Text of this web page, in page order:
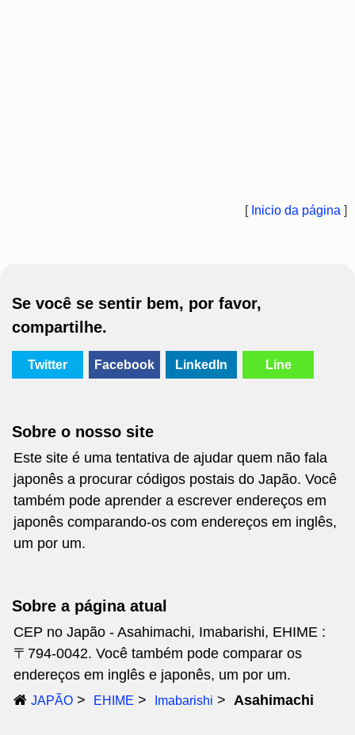
[ Inicio da página ]
Se você se sentir bem, por favor,
compartilhe.
Twitter Facebook LinkedIn Line
Sobre o nosso site
Este site é uma tentativa de ajudar quem não fala
japonês a procurar códigos postais do Japão. Você
também pode aprender a escrever endereços em
japonês comparando-os com endereços em inglês,
um por um.
Sobre a página atual
CEP no Japão - Asahimachi, Imabarishi, EHIME :
〒794-0042. Você também pode comparar os
endereços em inglês e japonês, um por um.
JAPÃO EHIME Imabarishi Asahimachi